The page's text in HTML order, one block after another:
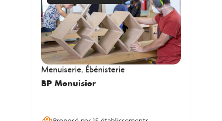
Menuiserie, Ébénisterie
BP Menuisier